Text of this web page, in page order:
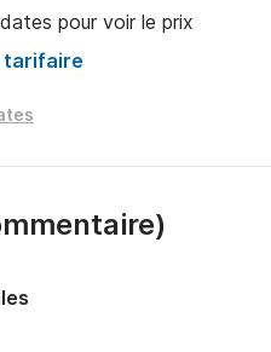
pour voir le prix
tarifaire
)